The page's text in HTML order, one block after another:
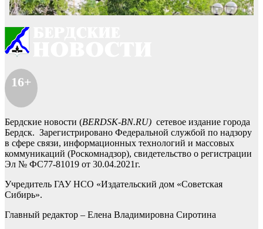
16+
Бердские новости (BERDSK-BN.RU) сетевое издание города
Бердск. Зарегистрировано Федеральной службой по надзору
в сфере связи, информационных технологий и массовых
коммуникаций (Роскомнадзор), свидетельство о регистрации
Эл № ФС77-81019 от 30.04.2021г.
Учредитель ГАУ НСО «Издательский дом «Советская
Сибирь».
Главный редактор – Елена Владимировна Сиротина